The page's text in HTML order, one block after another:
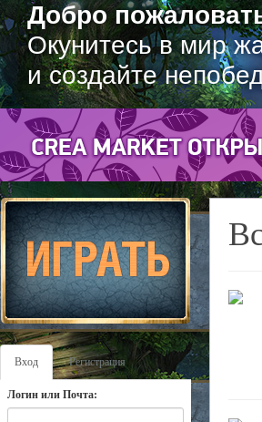
Добро
Окунитесь в мир
и создайте
Вход Регистрация
Логин или Почта: